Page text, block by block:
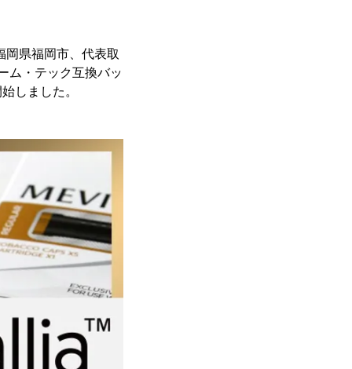
岡県福岡市、代表取
ム・テック互換バッ
しました。